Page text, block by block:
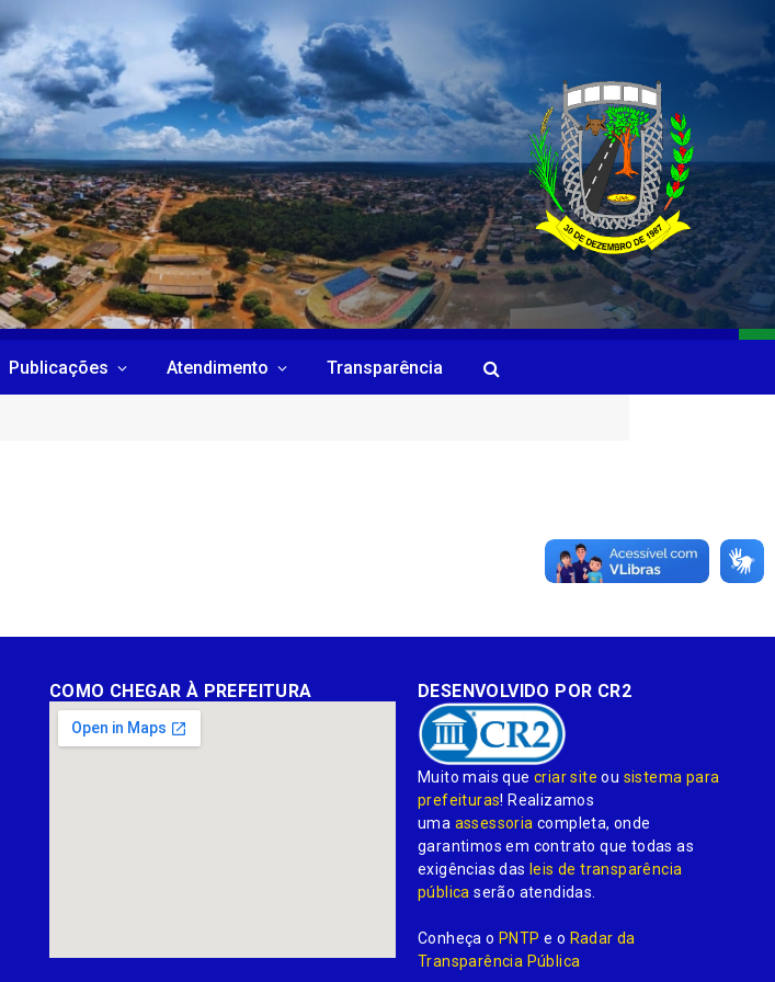
Publicações Atendimento Transparência
COMO CHEGAR À PREFEITURA DESENVOLVIDO POR CR2
Muito mais quecriar site ou sistema para
prefeituras! Realizamos
uma assessoria completa, onde
garantimos em contrato que todas as
exigências dasleis de transparência
pública serão atendidas.
Conheça oPNTP e o Radar da
Transparência Pública